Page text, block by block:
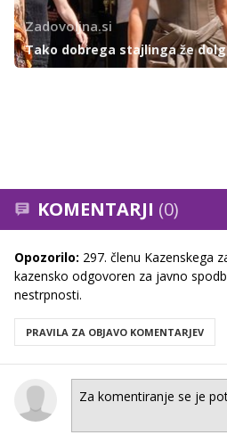
Zadovoljna.si
Tako dobrega stajlinga že
KOMENTARJI (0)
Opozorilo: 297. členu Kazenskega
kazensko odgovoren za javno
nestrpnosti.
PRAVILA ZA OBJAVO KOMENTARJEV